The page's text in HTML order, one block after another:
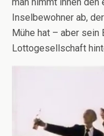
Inselbewohner ab,
Mühe hat – aber
Lottogesellschaft